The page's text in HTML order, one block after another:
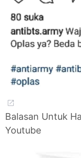
Balasan Untuk
Youtube